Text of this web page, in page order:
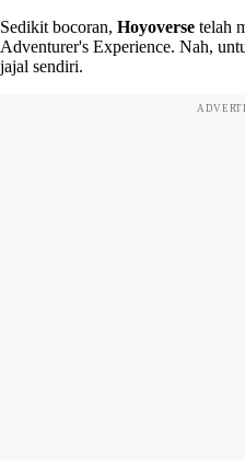
Sedikit bocoran, Hoyoverse telah
Adventurer's Experience. Nah,
jajal sendiri.